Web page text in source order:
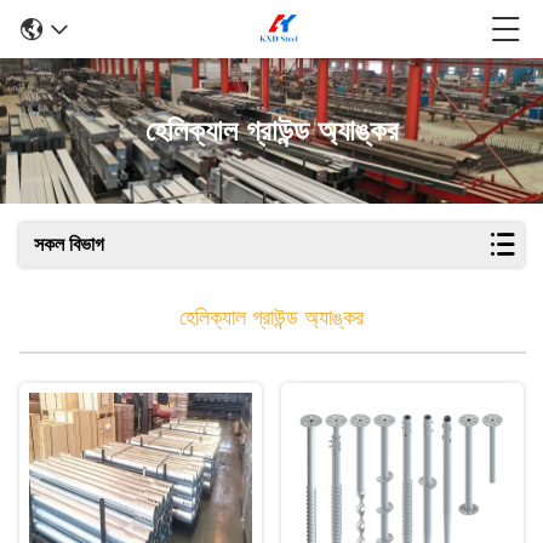
হেলিক্যাল গ্রাউন্ড অ্যাঙ্কর
সকল বিভাগ
হেলিক্যাল গ্রাউন্ড অ্যাঙ্কর